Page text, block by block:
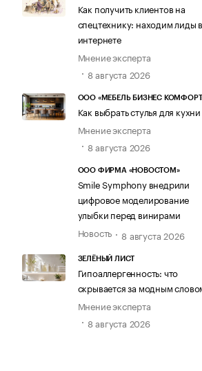
Как получить клиентов на
спецтехнику: находим лиды в
интернете
Мнение эксперта
8 августа 2026
ООО «МЕБЕЛЬ БИЗНЕС
Как выбрать стулья для кухни
Мнение эксперта
8 августа 2026
ООО ФИРМА «НОВОСТОМ»
Smile Symphony внедрили
цифровое моделирование
улыбки перед винирами
Новость
8 августа 2026
ЗЕЛЁНЫЙ ЛИСТ
Гипоаллергенность: что
скрывается за модным
Мнение эксперта
8 августа 2026